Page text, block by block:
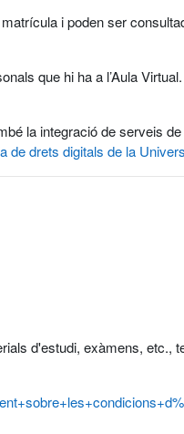
i poden ser
que hi ha a l’Aula
la integració de serveis
de drets digitals de la
d'estudi, exàmens, etc.,